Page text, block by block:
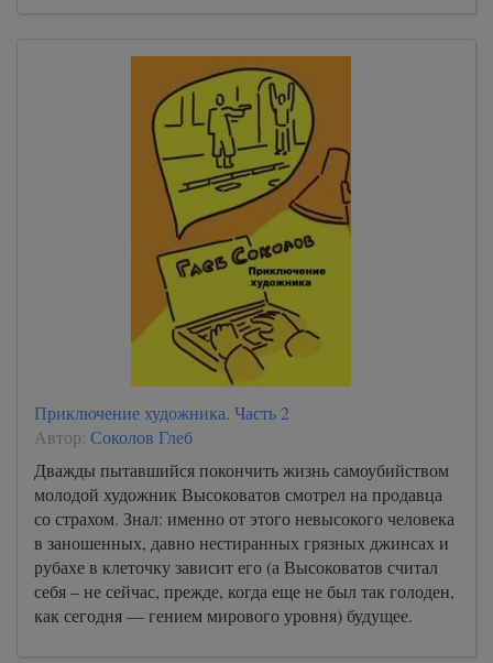
Приключение художника. Часть 2
Автор: Соколов Глеб
Дважды пытавшийся покончить жизнь самоубийством
молодой художник Высоковатов смотрел на продавца
со страхом. Знал: именно от этого невысокого человека
в заношенных, давно нестиранных грязных джинсах и
рубахе в клеточку зависит его (а Высоковатов считал
себя – не сейчас, прежде, когда еще не был так голоден,
как сегодня — гением мирового уровня) будущее.